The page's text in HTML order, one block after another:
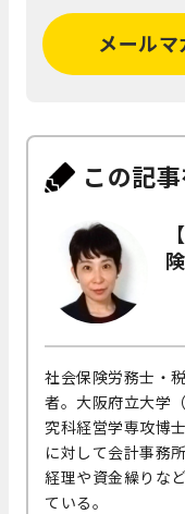
メール
この記
社会保険労務士・
者。大阪府立大学
究科経営学専攻博
に対して会計事務
経理や資金繰りな
ている。